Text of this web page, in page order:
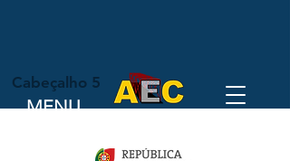
MENU
Cabeçalho 5